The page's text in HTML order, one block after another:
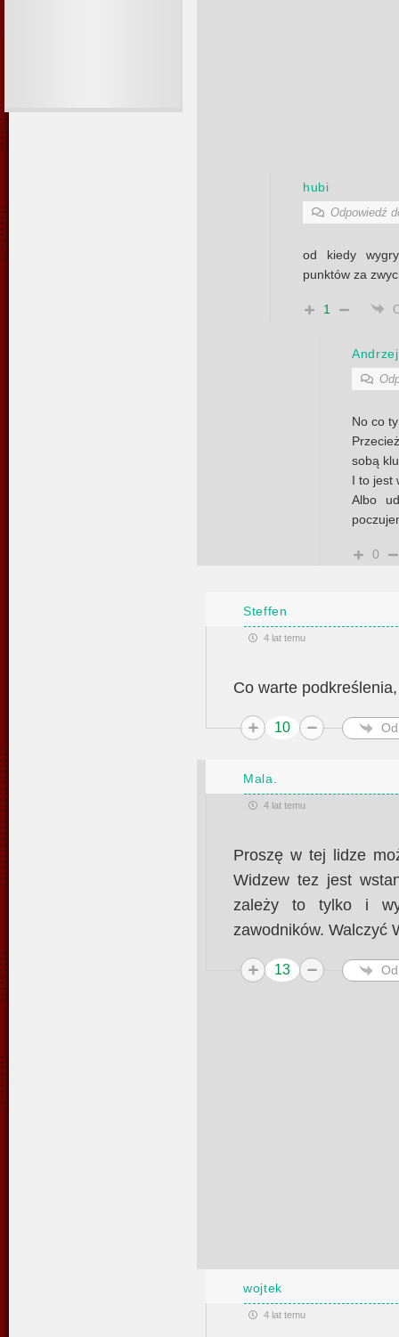
hubi
Odpowiedź
od kiedy
punktów za
1
No co
sobą
I to jest
Albo
0
Steffen
4 lat temu
Co warte
10
Mala.
4 lat temu
Proszę w tej lidze
Widzew tez jest
zależy to tylko i
zawodników. Walczyć
13
wojtek
4 lat temu